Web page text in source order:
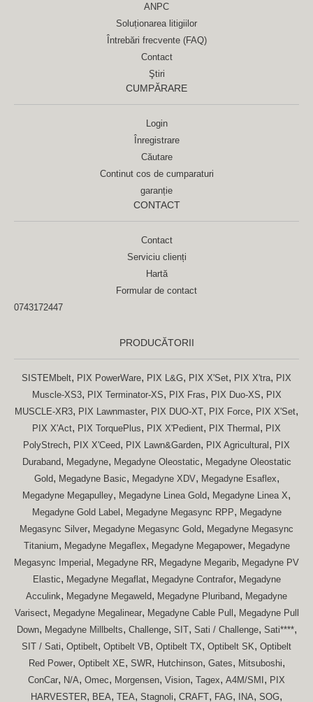
ANPC
Soluționarea litigiilor
Întrebări frecvente (FAQ)
Contact
Ştiri
CUMPĂRARE
Login
Înregistrare
Căutare
Continut cos de cumparaturi
garanție
CONTACT
Contact
Serviciu clienți
Hartă
Formular de contact
0743172447
PRODUCĂTORII
SISTEMbelt, PIX PowerWare, PIX L&G, PIX X'Set, PIX X'tra, PIX
Muscle-XS3, PIX Terminator-XS, PIX Fras, PIX Duo-XS, PIX
MUSCLE-XR3, PIX Lawnmaster, PIX DUO-XT, PIX Force, PIX X'Set,
PIX X'Act, PIX TorquePlus, PIX X'Pedient, PIX Thermal, PIX
PolyStrech, PIX X'Ceed, PIX Lawn&Garden, PIX Agricultural, PIX
Duraband, Megadyne, Megadyne Oleostatic, Megadyne Oleostatic
Gold, Megadyne Basic, Megadyne XDV, Megadyne Esaflex,
Megadyne Megapulley, Megadyne Linea Gold, Megadyne Linea X,
Megadyne Gold Label, Megadyne Megasync RPP, Megadyne
Megasync Silver, Megadyne Megasync Gold, Megadyne Megasync
Titanium, Megadyne Megaflex, Megadyne Megapower, Megadyne
Megasync Imperial, Megadyne RR, Megadyne Megarib, Megadyne PV
Elastic, Megadyne Megaflat, Megadyne Contrafor, Megadyne
Acculink, Megadyne Megaweld, Megadyne Pluriband, Megadyne
Varisect, Megadyne Megalinear, Megadyne Cable Pull, Megadyne Pull
Down, Megadyne Millbelts, Challenge, SIT, Sati / Challenge, Sati****,
SIT / Sati, Optibelt, Optibelt VB, Optibelt TX, Optibelt SK, Optibelt
Red Power, Optibelt XE, SWR, Hutchinson, Gates, Mitsuboshi,
ConCar, N/A, Omec, Morgensen, Vision, Tagex, A4M/SMI, PIX
HARVESTER, BEA, TEA, Stagnoli, CRAFT, FAG, INA, SOG,